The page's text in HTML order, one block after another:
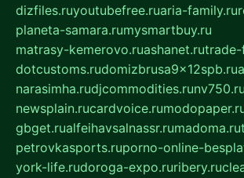
dizfiles.ruyoutubefree.ruaria-family.ru
planeta-samara.rumysmartbuy.ru
matrasy-kemerovo.ruashanet.rutrade-
dotcustoms.rudomizbrusa9x12spb.ru
narasimha.rudjcommodities.runv750.ru
newsplain.rucardvoice.ru
gbget.rualfeihavsalnassr.rumadoma.ru
petrovkasports.ruporno-online-
york-life.rudoroga-expo.ruribery.ru